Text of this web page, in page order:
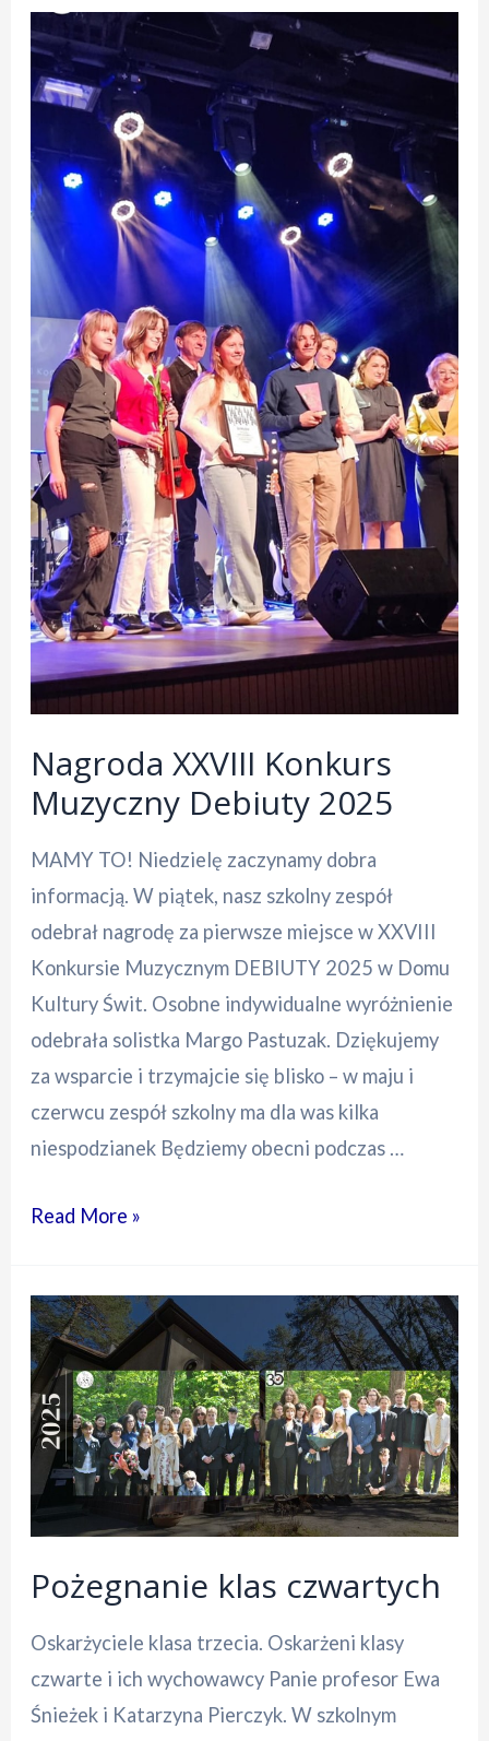
Nagroda XXVIII Konkurs
Muzyczny Debiuty 2025
MAMY TO! Niedzielę zaczynamy dobra
informacją. W piątek, nasz szkolny zespół
odebrał nagrodę za pierwsze miejsce w XXVIII
Konkursie Muzycznym DEBIUTY 2025 w Domu
Kultury Świt. Osobne indywidualne wyróżnienie
odebrała solistka Margo Pastuzak. Dziękujemy
za wsparcie i trzymajcie się blisko – w maju i
czerwcu zespół szkolny ma dla was kilka
niespodzianek Będziemy obecni podczas …
Nagroda
Muzyczny
Debiuty
2025
Read More »
Pożegnanie klas czwartych
Oskarżyciele klasa trzecia. Oskarżeni klasy
czwarte i ich wychowawcy Panie profesor Ewa
Śnieżek i Katarzyna Pierczyk. W szkolnym